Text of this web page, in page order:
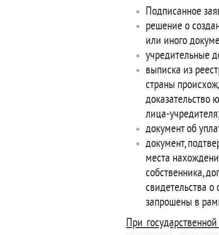
Подписанное
решение о
или иного
учредительные
выписка из
страны
доказательство
лица-
документ об
документ,
места
собственника,
свидетельства
запрошены в
При